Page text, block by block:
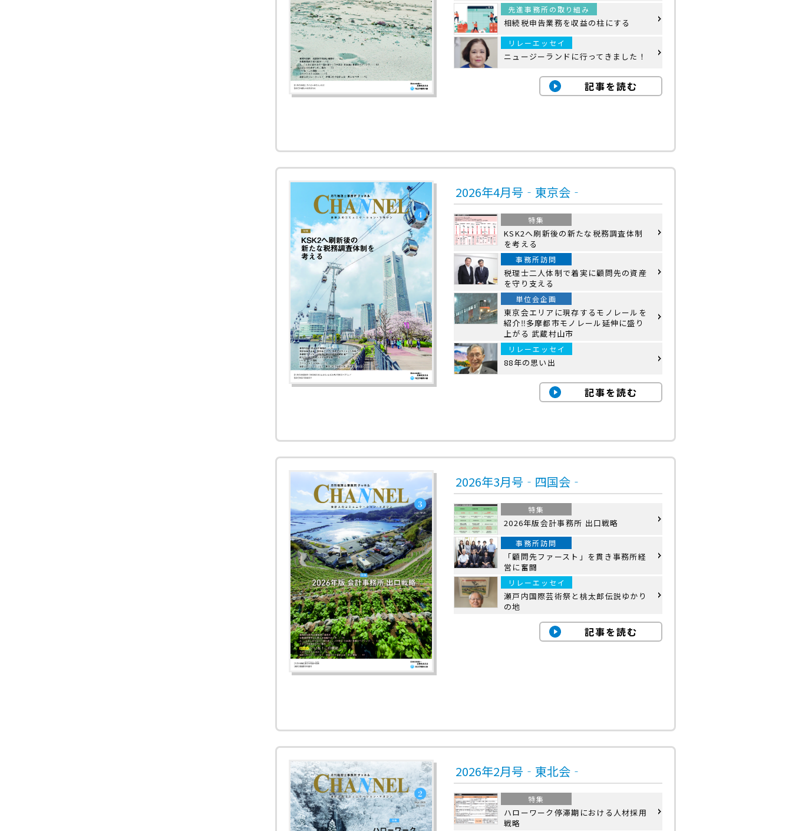
先進事務所の取り組み
相続税申告業務を収益の柱にする
リレーエッセイ
ニュージーランドに行ってきました！
記事を読む
2026年4月号‐東京会‐
特集
KSK2へ刷新後の新たな税務調査体制
を考える
事務所訪問
税理士二人体制で着実に顧問先の資産
を守り支える
単位会企画
東京会エリアに現存するモノレールを
紹介‼多摩都市モノレール延伸に盛り
上がる 武蔵村山市
リレーエッセイ
88年の思い出
記事を読む
2026年3月号‐四国会‐
特集
2026年版会計事務所 出口戦略
事務所訪問
「顧問先ファースト」を貫き事務所経
営に奮闘
リレーエッセイ
瀬戸内国際芸術祭と桃太郎伝説ゆかり
の地
記事を読む
2026年2月号‐東北会‐
特集
ハローワーク停滞期における人材採用
戦略